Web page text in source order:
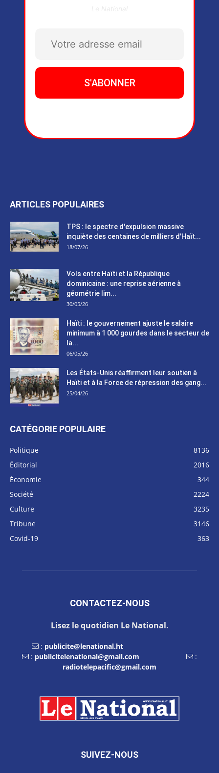
ARTICLES POPULAIRES
TPS : le spectre d'expulsion massive
inquiète des centaines de milliers d'Haït...
18/07/26
Vols entre Haïti et la République
dominicaine : une reprise aérienne à
géométrie lim...
30/05/26
Haïti : le gouvernement ajuste le salaire
minimum à 1 000 gourdes dans le secteur de
la...
06/05/26
Les États-Unis réaffirment leur soutien à
Haïti et à la Force de répression des gang...
25/04/26
CATÉGORIE POPULAIRE
Politique
8136
Éditorial
2016
Économie
344
Société
2224
Culture
3235
Tribune
3146
Covid-19
363
CONTACTEZ-NOUS
Lisez le quotidien Le National.
: publicite@lenational.ht
: publicitelenational@gmail.com
:
radiotelepacific@gmail.com
SUIVEZ-NOUS